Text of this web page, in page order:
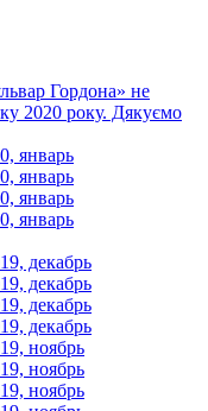
Гордона» не
2020 року. Дякуємо
январь
январь
январь
январь
декабрь
декабрь
декабрь
декабрь
ноябрь
ноябрь
ноябрь